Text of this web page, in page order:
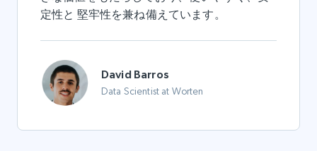
定性と 堅牢性を兼ね備えています。
David Barros
Data Scientist at Worten